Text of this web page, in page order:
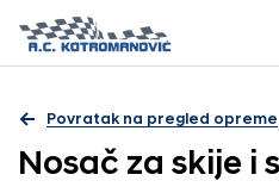
Povratak na pregled opreme
Nosač za skije i